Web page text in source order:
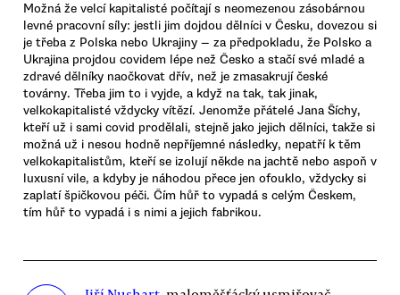
Možná že velcí kapitalisté počítají s neomezenou zásobárnou
levné pracovní síly: jestli jim dojdou dělníci v Česku, dovezou si
je třeba z Polska nebo Ukrajiny — za předpokladu, že Polsko a
Ukrajina projdou covidem lépe než Česko a stačí své mladé a
zdravé dělníky naočkovat dřív, než je zmasakrují české
továrny. Třeba jim to i vyjde, a když na tak, tak jinak,
velkokapitalisté vždycky vítězí. Jenomže přátelé Jana Šíchy,
kteří už i sami covid prodělali, stejně jako jejich dělníci, takže si
možná už i nesou hodně nepříjemné následky, nepatří k těm
velkokapitalistům, kteří se izolují někde na jachtě nebo aspoň v
luxusní vile, a kdyby je náhodou přece jen ofouklo, vždycky si
zaplatí špičkovou péči. Čím hůř to vypadá s celým Českem,
tím hůř to vypadá i s nimi a jejich fabrikou.